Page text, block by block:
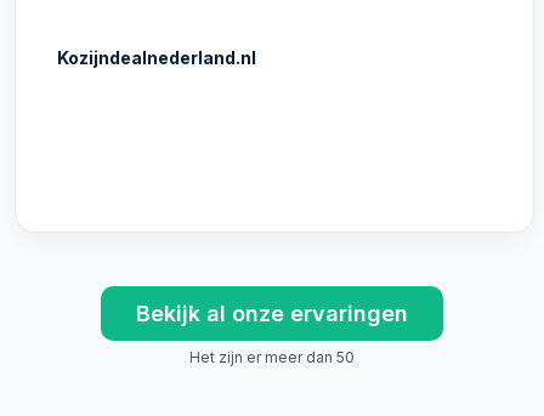
Kozijndealnederland.nl
Bekijk al onze ervaringen
Het zijn er meer dan 50